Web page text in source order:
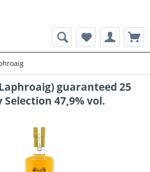
guaranteed 25
Selection 47,9% vol.